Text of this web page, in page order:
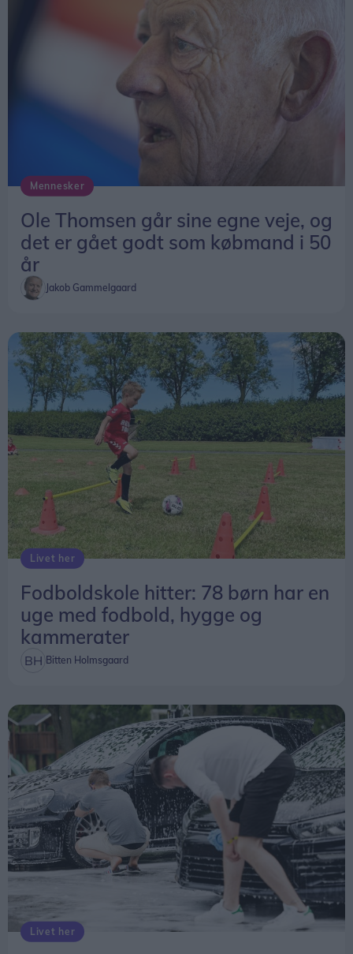
Mennesker
Ole Thomsen går sine egne veje, og
det er gået godt som købmand i 50
år
Jakob Gammelgaard
Livet her
Fodboldskole hitter: 78 børn har en
uge med fodbold, hygge og
kammerater
Bitten Holmsgaard
Livet her